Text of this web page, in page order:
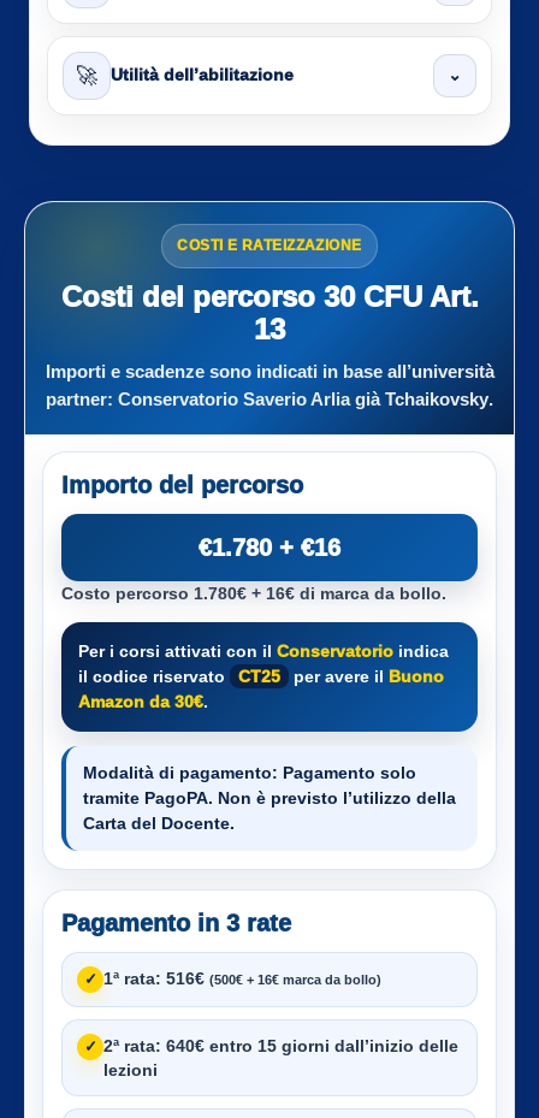
🚀 Utilità dell’abilitazione ⌄
COSTI E RATEIZZAZIONE
Costi del percorso 30 CFU Art.
13
Importi e scadenze sono indicati in base all’università
partner: Conservatorio Saverio Arlia già Tchaikovsky.
Importo del percorso
€1.780 + €16
Costo percorso 1.780€ + 16€ di marca da bollo.
Per i corsi attivati con il Conservatorio indica
il codice riservato
CT25 per avere il Buono
Amazon da 30€.
Modalità di pagamento: Pagamento solo
tramite PagoPA. Non è previsto l’utilizzo della
Carta del Docente.
Pagamento in 3 rate
✓ 1ª rata: 516€ (500€ + 16€ marca da bollo)
✓ 2ª rata: 640€ entro 15 giorni dall’inizio delle
lezioni